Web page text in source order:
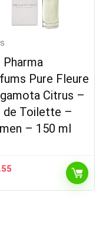
Pharma
Pure Fleure
Citrus –
de Toilette –
– 150 ml